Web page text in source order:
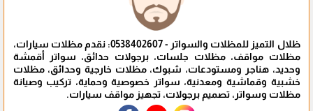
ظلال التميز للمظلات والسواتر - 0538402607: نقدم مظلات سيارات،
مظلات مواقف، مظلات جلسات، برجولات حدائق، سواتر أقمشة
وحديد، هناجر ومستودعات، شبوك، مظلات خارجية وحدائق، مظلات
خشبية وقماشية ومعدنية، سواتر خصوصية وحماية، تركيب وصيانة
مظلات وسواتر، تصميم برجولات، تجهيز مواقف سيارات.